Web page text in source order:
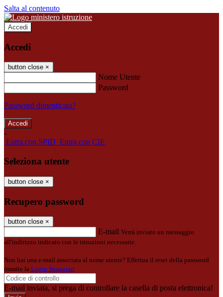
Salta al contenuto
Accedi
Accedi
button close ×
Nome Utente
Password
Password dimenticata?
-
Entra con SPID Entra con CIE
Seleziona utente
button close ×
Recupero password
button close ×
E-mail Verrà inviato un messaggio
all'indirizzo indicato con le istruzioni necessarie.
Non hai una e-mail associata al nome utente? Effettua il reset della password
tramite la Login Spaggiari
E-mail inviata, si prega di controllare la casella di posta elettronica!